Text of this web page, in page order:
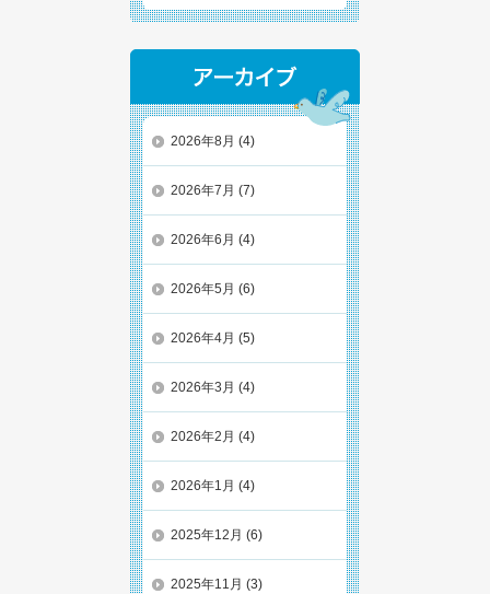
2026年8月 (4)
2026年7月 (7)
2026年6月 (4)
2026年5月 (6)
2026年4月 (5)
2026年3月 (4)
2026年2月 (4)
2026年1月 (4)
2025年12月 (6)
2025年11月 (3)